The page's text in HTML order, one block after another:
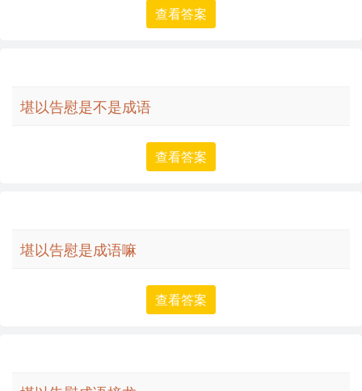
查看答案
堪以告慰是不是成语
查看答案
堪以告慰是成语嘛
查看答案